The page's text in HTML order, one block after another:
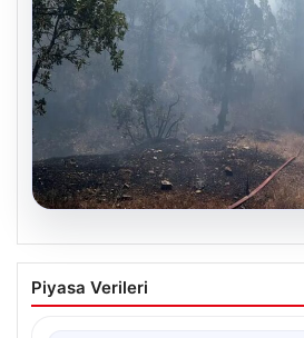
Bursa’daki orman
Piyasa Verileri